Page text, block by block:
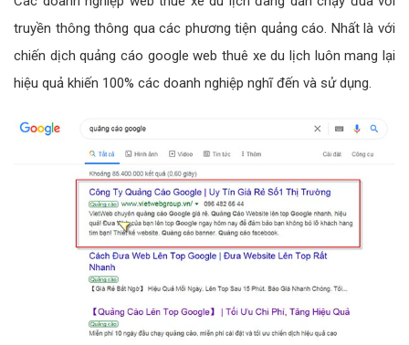
truyền thông thông qua các phương tiện quảng cáo. Nhất là với
chiến dịch quảng cáo google web thuê xe du lịch luôn mang lại
hiệu quả khiến 100% các doanh nghiệp nghĩ đến và sử dụng.